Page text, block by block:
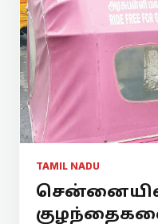
TAMIL NADU
சென்னையில்